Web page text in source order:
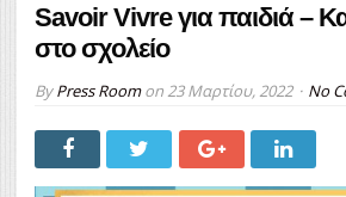
Savoir Vivre για παιδιά –
στο σχολείο
ByPress Roomon 23 Μαρτίου, 2022 No